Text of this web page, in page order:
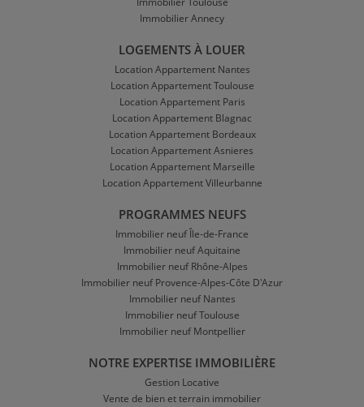
Immobilier Annecy
LOGEMENTS À LOUER
Location Appartement Nantes
Location Appartement Toulouse
Location Appartement Paris
Location Appartement Blagnac
Location Appartement Bordeaux
Location Appartement Asnieres
Location Appartement Marseille
Location Appartement Villeurbanne
PROGRAMMES NEUFS
Immobilier neuf Île-de-France
Immobilier neuf Aquitaine
Immobilier neuf Rhône-Alpes
Immobilier neuf Provence-Alpes-Côte D'Azur
Immobilier neuf Nantes
Immobilier neuf Toulouse
Immobilier neuf Montpellier
NOTRE EXPERTISE IMMOBILIÈRE
Gestion Locative
Vente de bien et terrain immobilier